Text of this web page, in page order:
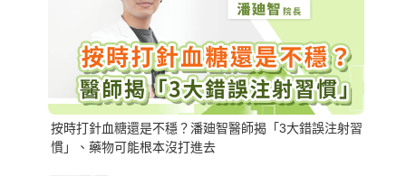
按時打針血糖還是不穩？潘廸智醫師揭「3大錯誤注射習
慣」、藥物可能根本沒打進去